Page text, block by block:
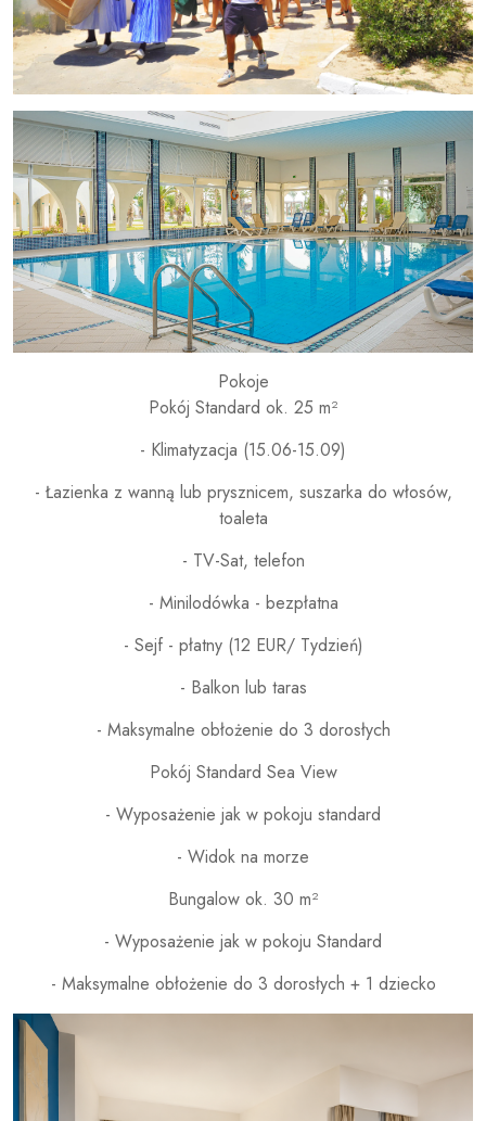
Pokoje
Pokój Standard ok. 25 m²
- Klimatyzacja (15.06-15.09)
- Łazienka z wanną lub prysznicem, suszarka do włosów,
toaleta
- TV-Sat, telefon
- Minilodówka - bezpłatna
- Sejf - płatny (12 EUR/ Tydzień)
- Balkon lub taras
- Maksymalne obłożenie do 3 dorosłych
Pokój Standard Sea View
- Wyposażenie jak w pokoju standard
- Widok na morze
Bungalow ok. 30 m²
- Wyposażenie jak w pokoju Standard
- Maksymalne obłożenie do 3 dorosłych + 1 dziecko